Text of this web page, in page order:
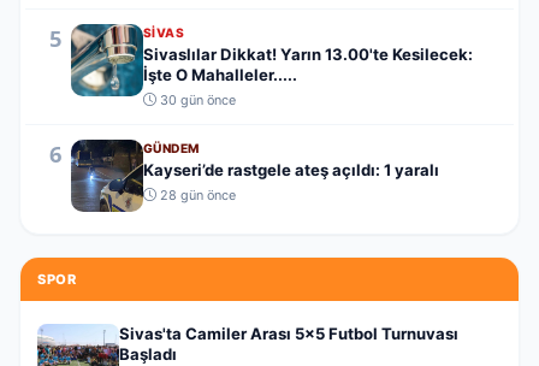
5 SIVAS
Sivaslılar Dikkat! Yarın 13.00'te Kesilecek:
İşte O Mahalleler.....
30 gün önce
6 GÜNDEM
Kayseri’de rastgele ateş açıldı: 1 yaralı
28 gün önce
SPOR
Sivas'ta Camiler Arası 5x5 Futbol Turnuvası
Başladı